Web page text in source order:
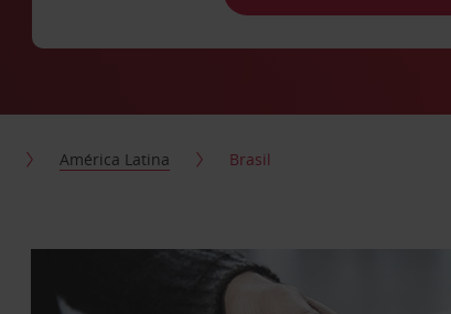
América Latina Brasil